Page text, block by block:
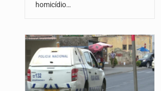
homicídio…